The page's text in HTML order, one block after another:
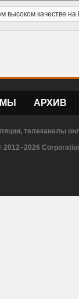
высоком качестве на
АРХИВ
телеканалы
2012–2026